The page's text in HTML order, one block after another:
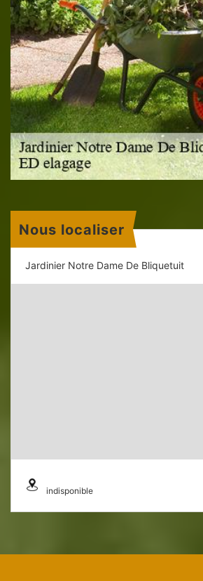
Nous localiser
Jardinier Notre Dame De Bliquetuit
indisponible